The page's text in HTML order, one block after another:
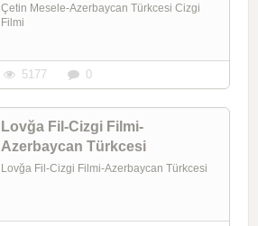
Çetin Mesele-Azerbaycan Türkcesi Cizgi
Filmi
5177 0
Lovğa Fil-Cizgi Filmi-
Azerbaycan Türkcesi
Lovğa Fil-Cizgi Filmi-Azerbaycan Türkcesi